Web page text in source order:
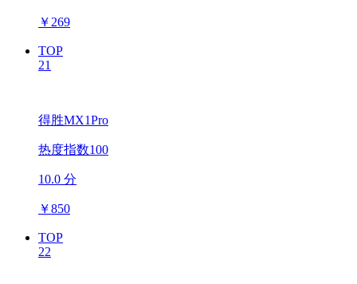
￥ 269
TOP
21
得胜MX1Pro
热度指数100
10.0 分
￥850
TOP
22